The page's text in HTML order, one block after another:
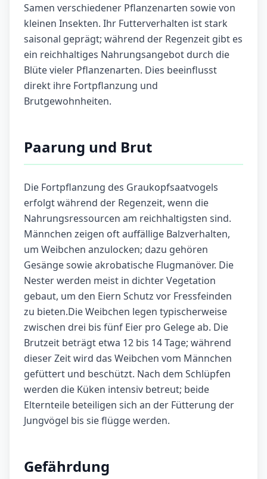
Samen verschiedener Pflanzenarten sowie von
kleinen Insekten. Ihr Futterverhalten ist stark
saisonal geprägt; während der Regenzeit gibt es
ein reichhaltiges Nahrungsangebot durch die
Blüte vieler Pflanzenarten. Dies beeinflusst
direkt ihre Fortpflanzung und
Brutgewohnheiten.
Paarung und Brut
Die Fortpflanzung des Graukopfsaatvogels
erfolgt während der Regenzeit, wenn die
Nahrungsressourcen am reichhaltigsten sind.
Männchen zeigen oft auffällige Balzverhalten,
um Weibchen anzulocken; dazu gehören
Gesänge sowie akrobatische Flugmanöver. Die
Nester werden meist in dichter Vegetation
gebaut, um den Eiern Schutz vor Fressfeinden
zu bieten.Die Weibchen legen typischerweise
zwischen drei bis fünf Eier pro Gelege ab. Die
Brutzeit beträgt etwa 12 bis 14 Tage; während
dieser Zeit wird das Weibchen vom Männchen
gefüttert und beschützt. Nach dem Schlüpfen
werden die Küken intensiv betreut; beide
Elternteile beteiligen sich an der Fütterung der
Jungvögel bis sie flügge werden.
Gefährdung